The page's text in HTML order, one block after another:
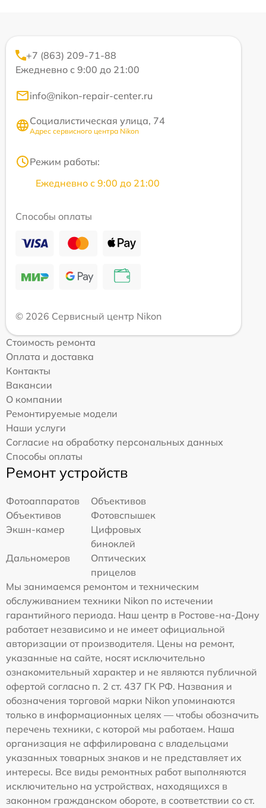
+7 (863) 209-71-88
Ежедневно с 9:00 до 21:00
info@nikon-repair-center.ru
Социалистическая улица, 74
Адрес сервисного центра Nikon
Режим работы:
Ежедневно с 9:00 до 21:00
Способы оплаты
© 2026 Сервисный центр Nikon
Стоимость ремонта
Оплата и доставка
Контакты
Вакансии
О компании
Ремонтируемые модели
Наши услуги
Согласие на обработку персональных данных
Способы оплаты
Ремонт устройств
Фотоаппаратов
Объективов
Объективов
Фотовспышек
Экшн-камер
Цифровых
биноклей
Дальномеров
Оптических
прицелов
Мы занимаемся ремонтом и техническим
обслуживанием техники Nikon по истечении
гарантийного периода. Наш центр в Ростове-на-Дону
работает независимо и не имеет официальной
авторизации от производителя. Цены на ремонт,
указанные на сайте, носят исключительно
ознакомительный характер и не являются публичной
офертой согласно п. 2 ст. 437 ГК РФ. Названия и
обозначения торговой марки Nikon упоминаются
только в информационных целях — чтобы обозначить
перечень техники, с которой мы работаем. Наша
организация не аффилирована с владельцами
указанных товарных знаков и не представляет их
интересы. Все виды ремонтных работ выполняются
исключительно на устройствах, находящихся в
законном гражданском обороте, в соответствии со ст.